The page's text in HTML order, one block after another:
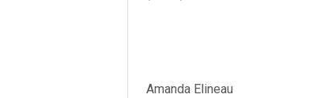
Amanda Elineau